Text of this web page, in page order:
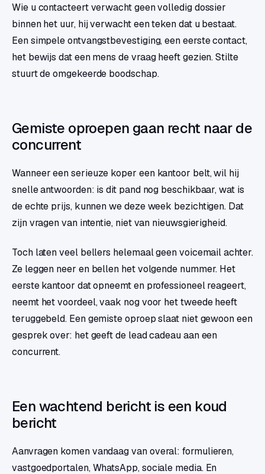
Wie u contacteert verwacht geen volledig dossier
binnen het uur, hij verwacht een teken dat u bestaat.
Een simpele ontvangstbevestiging, een eerste contact,
het bewijs dat een mens de vraag heeft gezien. Stilte
stuurt de omgekeerde boodschap.
Gemiste oproepen gaan recht naar de
concurrent
Wanneer een serieuze koper een kantoor belt, wil hij
snelle antwoorden: is dit pand nog beschikbaar, wat is
de echte prijs, kunnen we deze week bezichtigen. Dat
zijn vragen van intentie, niet van nieuwsgierigheid.
Toch laten veel bellers helemaal geen voicemail achter.
Ze leggen neer en bellen het volgende nummer. Het
eerste kantoor dat opneemt en professioneel reageert,
neemt het voordeel, vaak nog voor het tweede heeft
teruggebeld. Een gemiste oproep slaat niet gewoon een
gesprek over: het geeft de lead cadeau aan een
concurrent.
Een wachtend bericht is een koud
bericht
Aanvragen komen vandaag van overal: formulieren,
vastgoedportalen, WhatsApp, sociale media. En